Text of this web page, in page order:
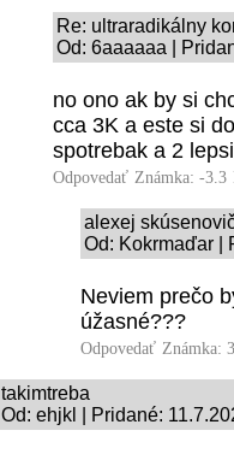
Re: ultraradikálny
Od: 6aaaaaa |
no ono ak by si
cca 3K a este si
spotrebak a 2
Odpovedať Známka: -3.3
alexej
Od: Kokrmaďar |
Neviem prečo
úžasné???
Odpovedať Známka:
takimtreba
Od: ehjkl | Pridané: